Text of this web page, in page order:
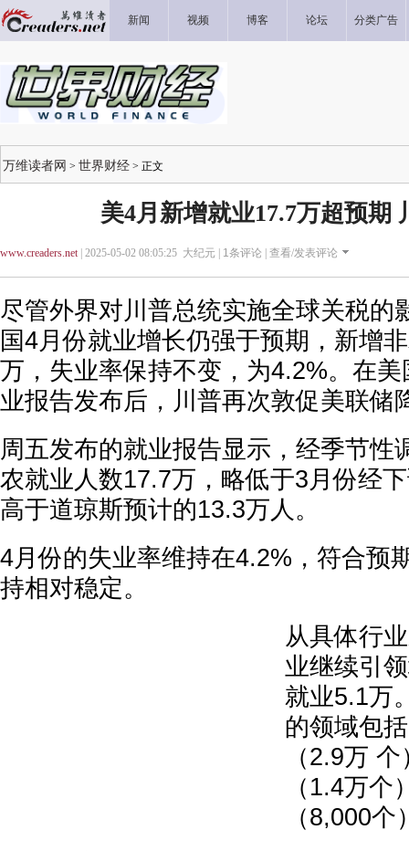
新闻 视频 博客 论坛 分类广告
万维读者网 > 世界财经 > 正文
美4月新增就业17.7万超预期
www.creaders.net| 2025-05-02 08:05:25 大纪元 | 1条评论 | 查看/发表评论
尽管外界对川普总统实施全球关税的
国4月份就业增长仍强于预期，新增
万，失业率保持不变，为4.2%。在
业报告发布后，川普再次敦促美联储
周五发布的就业报告显示，经季节性
农就业人数17.7万，略低于3月份经
高于道琼斯预计的13.3万人。
4月份的失业率维持在4.2%，符合预
持相对稳定。
从具体行
业继续引
就业5.1万
的领域包
（2.9万
（1.4万个
（8,000个